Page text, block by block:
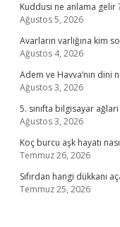
Kuddusi ne anlama gelir
Ağustos 5, 2026
Avarların varlığına kim
Ağustos 4, 2026
Adem ve Havva’nın dini
Ağustos 3, 2026
5. sınıfta bilgisayar
Ağustos 3, 2026
Koç burcu aşk hayatı
Temmuz 26, 2026
Sıfırdan hangi dükkanı
Temmuz 25, 2026